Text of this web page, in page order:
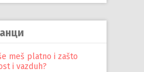
meš platno i zašto
i vazduh?